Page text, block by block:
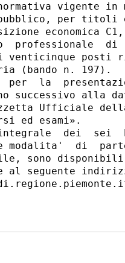
vigente in
per titoli
economica
di
venticinque posti
(bando n. 197).
per  la
successivo alla
Ufficiale
ed esami».
dei  sei
di
sono
al seguente